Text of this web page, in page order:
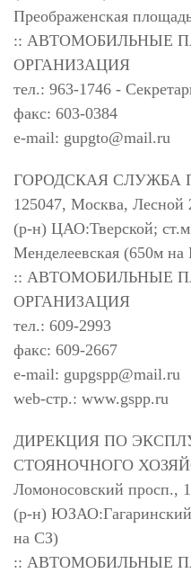
Преображенская
:: АВТОМОБИЛЬНЫЕ
ОРГАНИЗАЦИЯ
тел.: 963-1746 -
факс: 603-0384
e-mail: gupgto@mail.ru
ГОРОДСКАЯ СЛУЖБА
125047, Москва, Лесной
(р-н) ЦАО:Тверской;
Менделеевская (650м на
:: АВТОМОБИЛЬНЫЕ
ОРГАНИЗАЦИЯ
тел.: 609-2993
факс: 609-2667
e-mail: gupgspp@mail.ru
web-стр.: www.gspp.ru
ДИРЕКЦИЯ ПО
СТОЯНОЧНОГО
Ломоносовский просп.,
(р-н)
на СЗ)
:: АВТОМОБИЛЬНЫЕ